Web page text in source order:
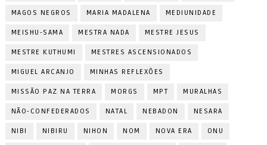
MAGOS NEGROS MARIA MADALENA MEDIUNIDADE
MEISHU-SAMA MESTRA NADA MESTRE JESUS
MESTRE KUTHUMI MESTRES ASCENSIONADOS
MIGUEL ARCANJO MINHAS REFLEXÕES
MISSÃO PAZ NA TERRA MORGS MPT MURALHAS
NÃO-CONFEDERADOS NATAL NEBADON NESARA
NIBI NIBIRU NIHON NOM NOVA ERA ONU